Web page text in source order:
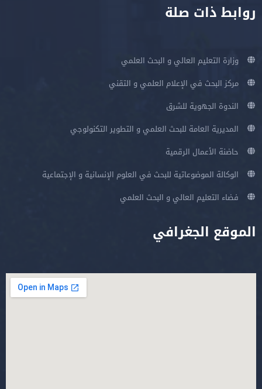
روابط ذات صلة
وزارة التعليم العالي و البحث العلمي
مركز البحث في الإعلام العلمي و التقني
الندوة الجهوية للشرق
المديرية العامة للبحث العلمي و التطوير التكنولوجي
حاضنة الأعمال الرقمية
الوكالة الموضوعاتية للبحث في العلوم الإنسانية و الإجتماعية
فضاء التعليم العالي و البحث العلمي
الموقع الجغرافي